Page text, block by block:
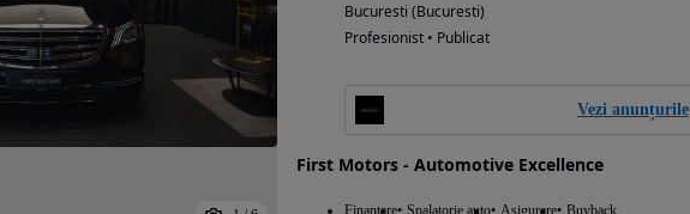
Bucuresti (Bucuresti)
Profesionist • Publicat
Vezi anunțurile
First Motors - Automotive Excellence
Finantare Spalatorie auto Asigurare Buyback